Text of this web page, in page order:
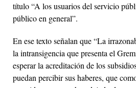
título “A los usuarios del servicio
público en general”.
En ese texto señalan que “La
la intransigencia que presenta el
esperar la acreditación de los
puedan percibir sus haberes, que